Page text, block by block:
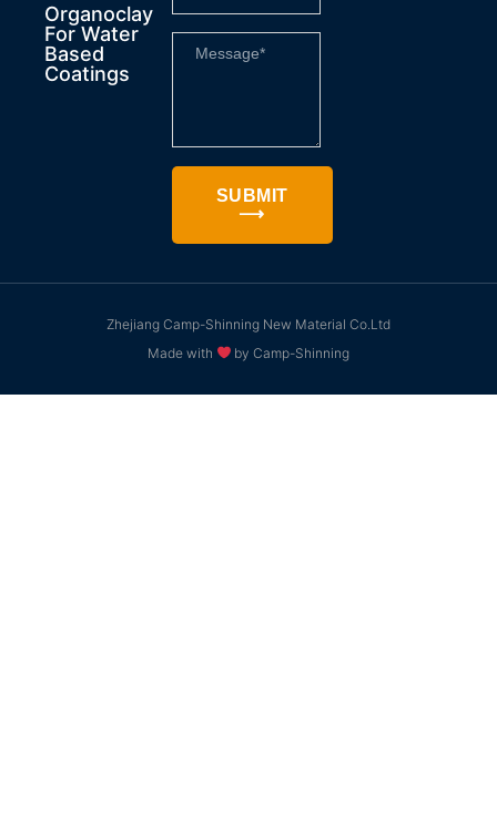
Organoclay
For Water
Based
Coatings
SUBMIT
⟶
Zhejiang Camp-Shinning New Material Co.Ltd
Made with
by Camp-Shinning